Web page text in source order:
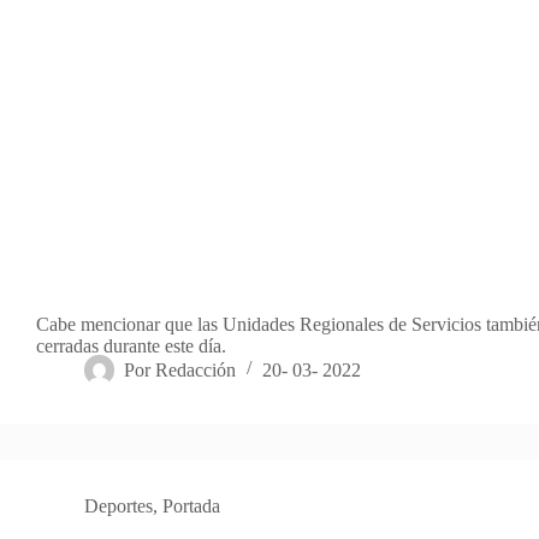
Cabe mencionar que las Unidades Regionales de Servicios
cerradas durante este día.
Por Redacción 20- 03- 2022
Deportes, Portada